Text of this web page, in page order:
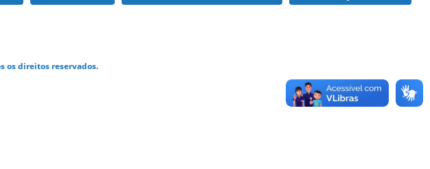
os direitos reservados.